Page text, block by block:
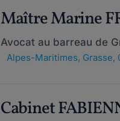
Maître Marine
Avocat au barreau de
Alpes-Maritimes, Grasse,
Cabinet